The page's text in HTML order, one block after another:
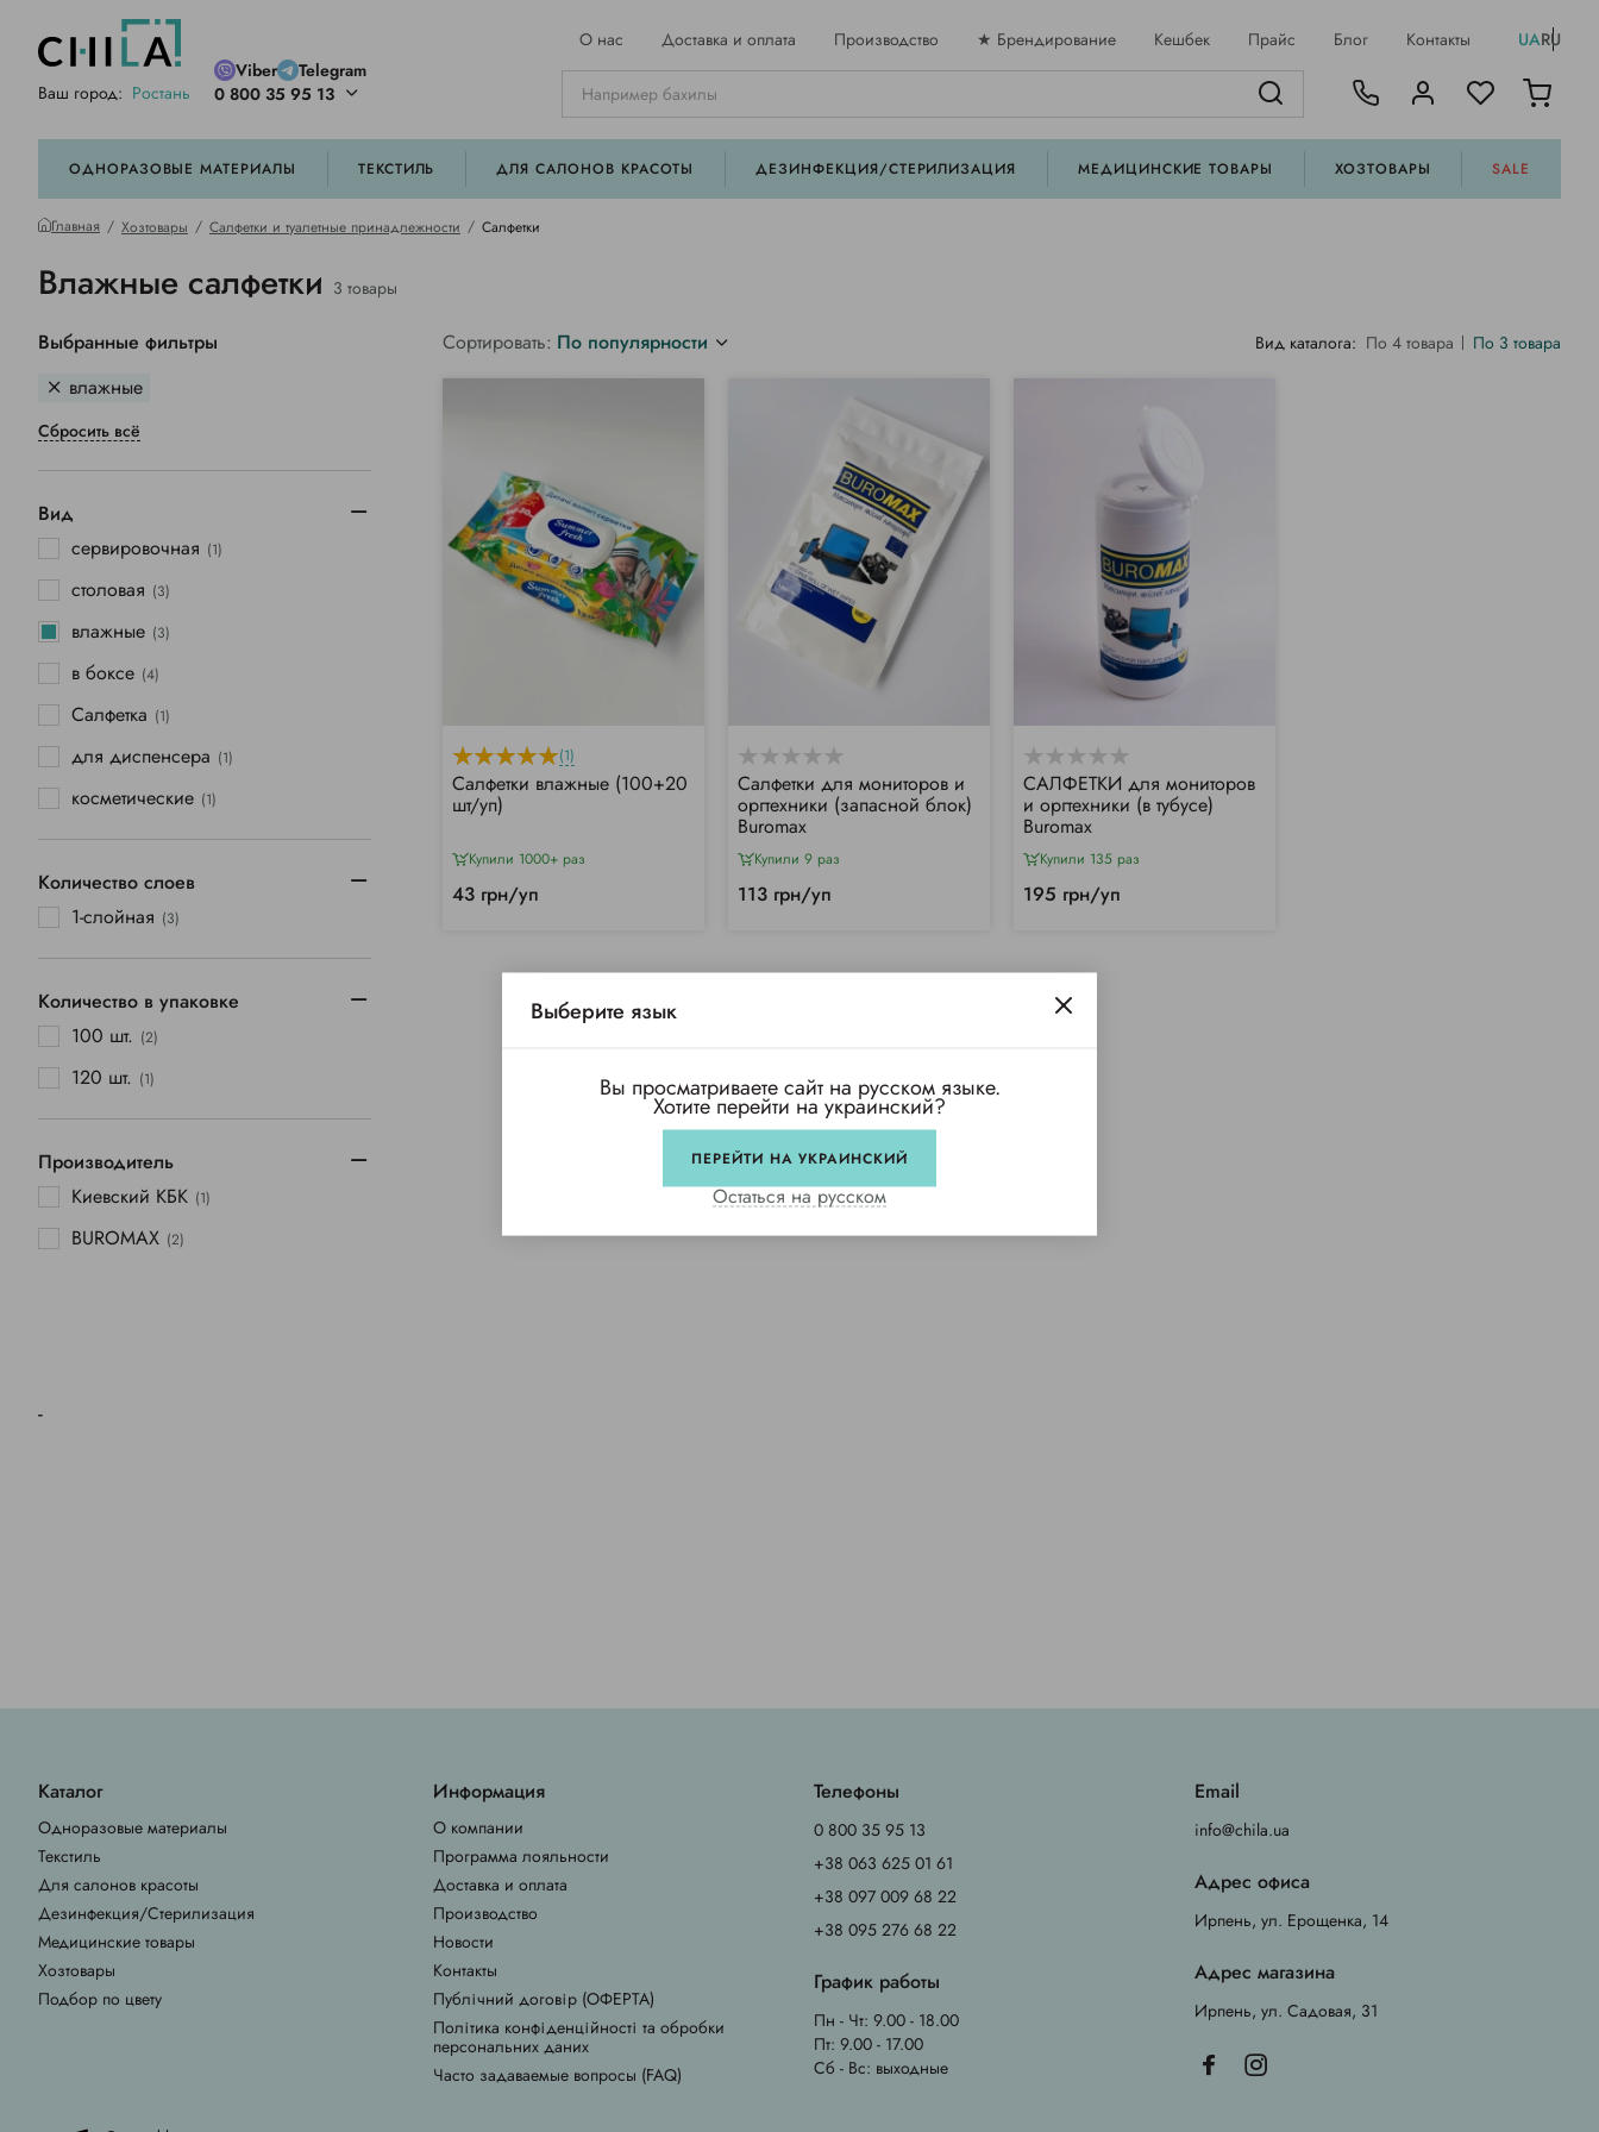
Ваш город: Ростань
Viber
Telegram
0 800 35 95 13
О нас Доставка и оплата Производство ★ Брендирование Кешбек Прайс Блог Контакты UARU
ОДНОРАЗОВЫЕ МАТЕРИАЛЫ ТЕКСТИЛЬ ДЛЯ САЛОНОВ КРАСОТЫ ДЕЗИНФЕКЦИЯ/СТЕРИЛИЗАЦИЯ МЕДИЦИНСКИЕ ТОВАРЫ ХОЗТОВАРЫ SALE
Главная Хозтовары Салфетки и туалетные принадлежности Салфетки
Влажные салфетки 3 товары
Выбранные фильтры
влажные
Сбросить всё
Вид
сервировочная (1)
столовая (3)
влажные (3)
в боксе (4)
Салфетка (1)
для диспенсера (1)
косметические (1)
Количество слоев
1-слойная (3)
Количество в упаковке
100 шт. (2)
120 шт. (1)
Производитель
Киевский КБК (1)
BUROMAX (2)
Сортировать: По популярности Вид каталога: По 4 товара По 3 товара
(1)
Салфетки влажные (100+20
шт/уп)
Купили 1000+ раз
43 грн/уп
Салфетки для мониторов и
оргтехники (запасной блок)
Buromax
Купили 9 раз
113 грн/уп
САЛФЕТКИ для мониторов
и оргтехники (в тубусе)
Buromax
Купили 135 раз
195 грн/уп
-
Выберите язык
Вы просматриваете сайт на русском языке.
Хотите перейти на украинский?
ПЕРЕЙТИ НА УКРАИНСКИЙ
Остаться на русском
Каталог
Одноразовые материалы
Текстиль
Для салонов красоты
Дезинфекция/Стерилизация
Медицинские товары
Хозтовары
Подбор по цвету
Информация
О компании
Программа лояльности
Доставка и оплата
Производство
Новости
Контакты
Публічний договір (ОФЕРТА)
Політика конфіденційності та обробки
персональних даних
Часто задаваемые вопросы (FAQ)
Телефоны
0 800 35 95 13
+38 063 625 01 61
+38 097 009 68 22
+38 095 276 68 22
График работы
Пн - Чт: 9.00 - 18.00
Пт: 9.00 - 17.00
Сб - Вс: выходные
Email
info@chila.ua
Адрес офиса
Ирпень, ул. Ерощенка, 14
Адрес магазина
Ирпень, ул. Садовая, 31